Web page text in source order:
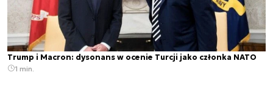
Trump i Macron: dysonans w ocenie Turcji jako członka NATO
1 min.